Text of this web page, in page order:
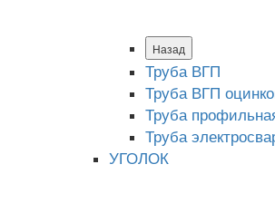
Назад
Труба ВГП
Труба ВГП
Труба
Труба
УГОЛОК